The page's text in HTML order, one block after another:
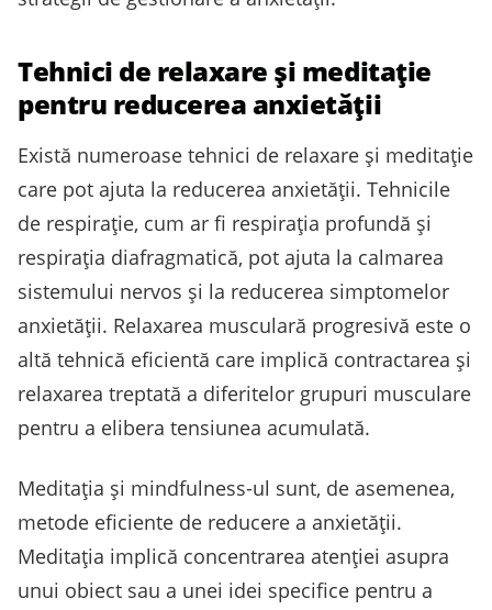
Tehnici de relaxare și meditație
pentru reducerea anxietății
Există numeroase tehnici de relaxare și meditație
care pot ajuta la reducerea anxietății. Tehnicile
de respirație, cum ar fi respirația profundă și
respirația diafragmatică, pot ajuta la calmarea
sistemului nervos și la reducerea simptomelor
anxietății. Relaxarea musculară progresivă este o
altă tehnică eficientă care implică contractarea și
relaxarea treptată a diferitelor grupuri musculare
pentru a elibera tensiunea acumulată.
Meditația și mindfulness-ul sunt, de asemenea,
metode eficiente de reducere a anxietății.
Meditația implică concentrarea atenției asupra
unui obiect sau a unei idei specifice pentru a